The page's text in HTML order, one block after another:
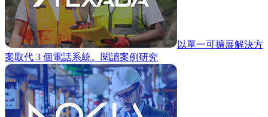
以單一可擴展解決方
案取代 3 個電話系統。 閱讀案例研究